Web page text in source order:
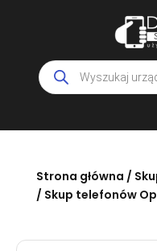
Wyszukiwarka
produktów
Strona główna /
/ Skup telefonów